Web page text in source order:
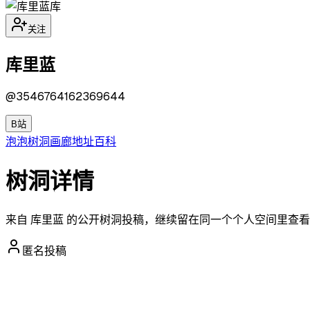
库
关注
库里蓝
@3546764162369644
B站
泡泡树洞画廊地址百科
树洞详情
来自 库里蓝 的公开树洞投稿，继续留在同一个个人空间里查看
匿名投稿